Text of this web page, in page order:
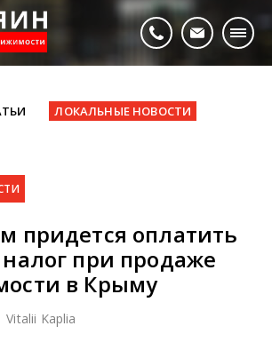
ЛОКАЛЬНЫЕ НОВОСТИ
придется оплатить
при продаже
в Крыму
Vitalii Kaplia